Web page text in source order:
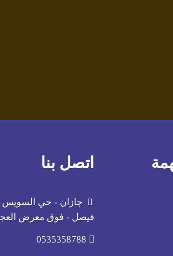
اتصل بنا
جازان - حي السويس
فيصل - فوق معرض
0535358788